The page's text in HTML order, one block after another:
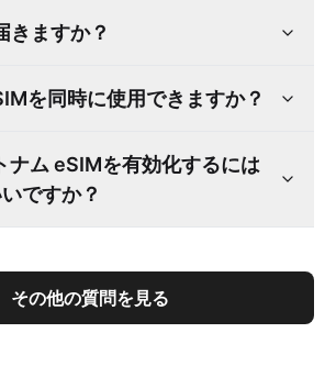
きますか？
を同時に使用できますか？
ナム eSIMを有効化するには
ですか？
その他の質問を見る